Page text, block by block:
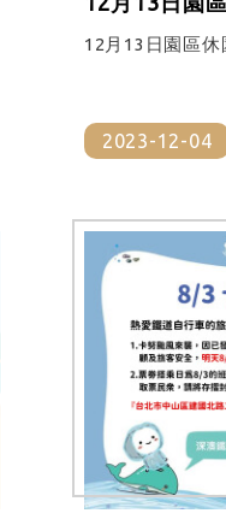
12月13日園區休
2023-12-04